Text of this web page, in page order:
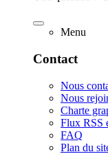
Menu
Contact
Nous
Nous
Charte
Flux RSS
FAQ
Plan du